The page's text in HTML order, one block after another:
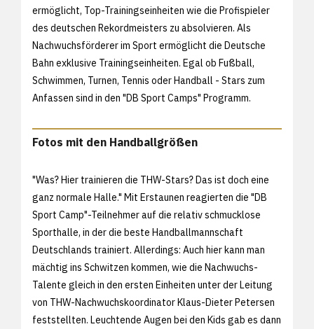
ermöglicht, Top-Trainingseinheiten wie die Profispieler
des deutschen Rekordmeisters zu absolvieren. Als
Nachwuchsförderer im Sport ermöglicht die Deutsche
Bahn exklusive Trainingseinheiten. Egal ob Fußball,
Schwimmen, Turnen, Tennis oder Handball - Stars zum
Anfassen sind in den "DB Sport Camps" Programm.
Fotos mit den Handballgrößen
"Was? Hier trainieren die THW-Stars? Das ist doch eine
ganz normale Halle." Mit Erstaunen reagierten die "DB
Sport Camp"-Teilnehmer auf die relativ schmucklose
Sporthalle, in der die beste Handballmannschaft
Deutschlands trainiert. Allerdings: Auch hier kann man
mächtig ins Schwitzen kommen, wie die Nachwuchs-
Talente gleich in den ersten Einheiten unter der Leitung
von THW-Nachwuchskoordinator Klaus-Dieter Petersen
feststellten. Leuchtende Augen bei den Kids gab es dann